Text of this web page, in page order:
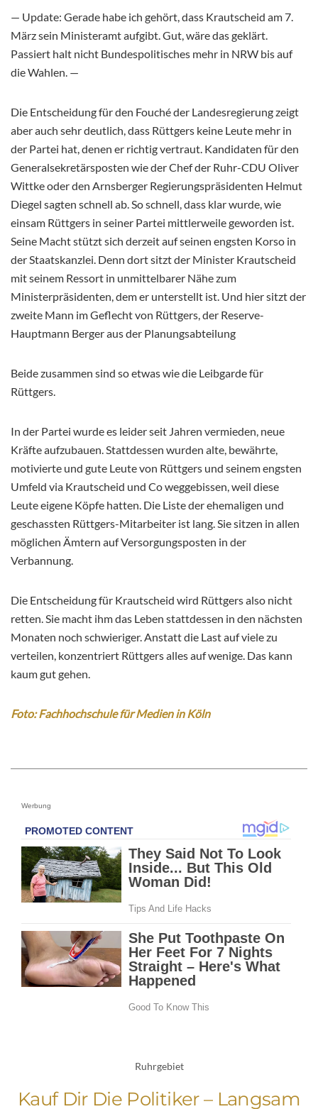
— Update: Gerade habe ich gehört, dass Krautscheid am 7.
März sein Ministeramt aufgibt. Gut, wäre das geklärt.
Passiert halt nicht Bundespolitisches mehr in NRW bis auf
die Wahlen. —
Die Entscheidung für den Fouché der Landesregierung zeigt
aber auch sehr deutlich, dass Rüttgers keine Leute mehr in
der Partei hat, denen er richtig vertraut. Kandidaten für den
Generalsekretärsposten wie der Chef der Ruhr-CDU Oliver
Wittke oder den Arnsberger Regierungspräsidenten Helmut
Diegel sagten schnell ab. So schnell, dass klar wurde, wie
einsam Rüttgers in seiner Partei mittlerweile geworden ist.
Seine Macht stützt sich derzeit auf seinen engsten Korso in
der Staatskanzlei. Denn dort sitzt der Minister Krautscheid
mit seinem Ressort in unmittelbarer Nähe zum
Ministerpräsidenten, dem er unterstellt ist. Und hier sitzt der
zweite Mann im Geflecht von Rüttgers, der Reserve-
Hauptmann Berger aus der Planungsabteilung
Beide zusammen sind so etwas wie die Leibgarde für
Rüttgers.
In der Partei wurde es leider seit Jahren vermieden, neue
Kräfte aufzubauen. Stattdessen wurden alte, bewährte,
motivierte und gute Leute von Rüttgers und seinem engsten
Umfeld via Krautscheid und Co weggebissen, weil diese
Leute eigene Köpfe hatten. Die Liste der ehemaligen und
geschassten Rüttgers-Mitarbeiter ist lang. Sie sitzen in allen
möglichen Ämtern auf Versorgungsposten in der
Verbannung.
Die Entscheidung für Krautscheid wird Rüttgers also nicht
retten. Sie macht ihm das Leben stattdessen in den nächsten
Monaten noch schwieriger. Anstatt die Last auf viele zu
verteilen, konzentriert Rüttgers alles auf wenige. Das kann
kaum gut gehen.
Foto: Fachhochschule für Medien in Köln
Werbung
Ruhrgebiet
Kauf Dir Die Politiker – Langsam